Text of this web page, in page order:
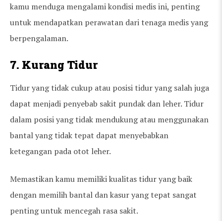
kamu menduga mengalami kondisi medis ini, penting
untuk mendapatkan perawatan dari tenaga medis yang
berpengalaman.
7. Kurang Tidur
Tidur yang tidak cukup atau posisi tidur yang salah juga
dapat menjadi penyebab sakit pundak dan leher. Tidur
dalam posisi yang tidak mendukung atau menggunakan
bantal yang tidak tepat dapat menyebabkan
ketegangan pada otot leher.
Memastikan kamu memiliki kualitas tidur yang baik
dengan memilih bantal dan kasur yang tepat sangat
penting untuk mencegah rasa sakit.